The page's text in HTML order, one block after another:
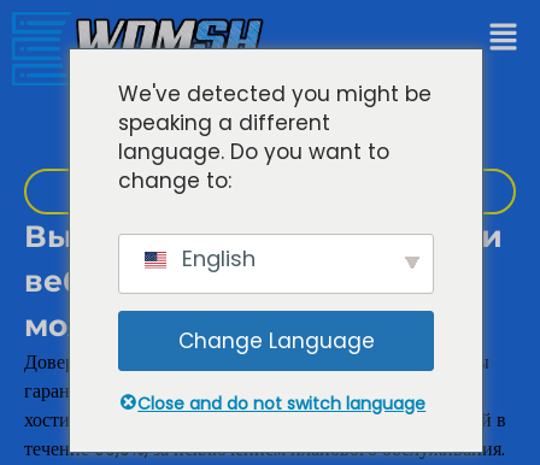
Мощный хостинг веб-сайтов
Высококачественные услуги
веб-хостинга, которым вы
можете доверять
Доверяя нам потребности вашего бизнеса и проекта, мы
гарантируем бесперебойную работу наших услуг веб-
хостинга и всех других предоставляемых нами решений в
течение 99,9%, за исключением планового обслуживания.
We've detected you might be
speaking a different
language. Do you want to
change to:
English
Change Language
Close and do not switch language